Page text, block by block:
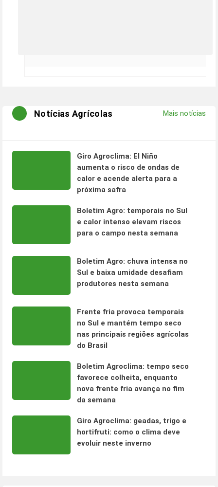
Notícias Agrícolas Mais notícias
Giro Agroclima: El Niño
aumenta o risco de ondas de
calor e acende alerta para a
próxima safra
Boletim Agro: temporais no Sul
e calor intenso elevam riscos
para o campo nesta semana
Boletim Agro: chuva intensa no
Sul e baixa umidade desafiam
produtores nesta semana
Frente fria provoca temporais
no Sul e mantém tempo seco
nas principais regiões agrícolas
do Brasil
Boletim Agroclima: tempo seco
favorece colheita, enquanto
nova frente fria avança no fim
da semana
Giro Agroclima: geadas, trigo e
hortifruti: como o clima deve
evoluir neste inverno